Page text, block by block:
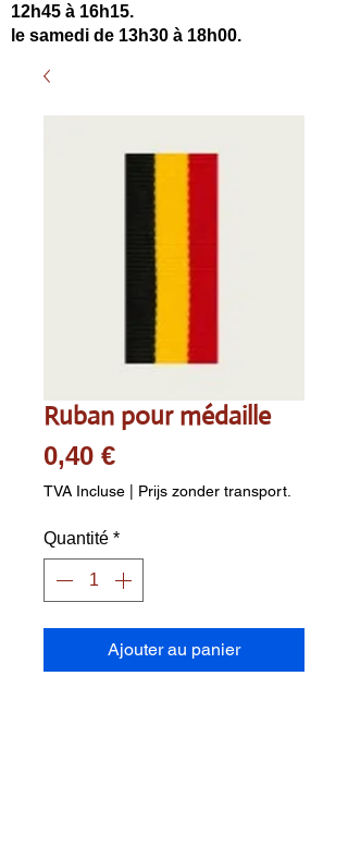
12h45 à 16h15.
le samedi de 13h30 à 18h00.
Ruban pour médaille
0,40 €Prix
TVA Incluse | Prijs zonder transport.
Quantité *
Ajouter au panier